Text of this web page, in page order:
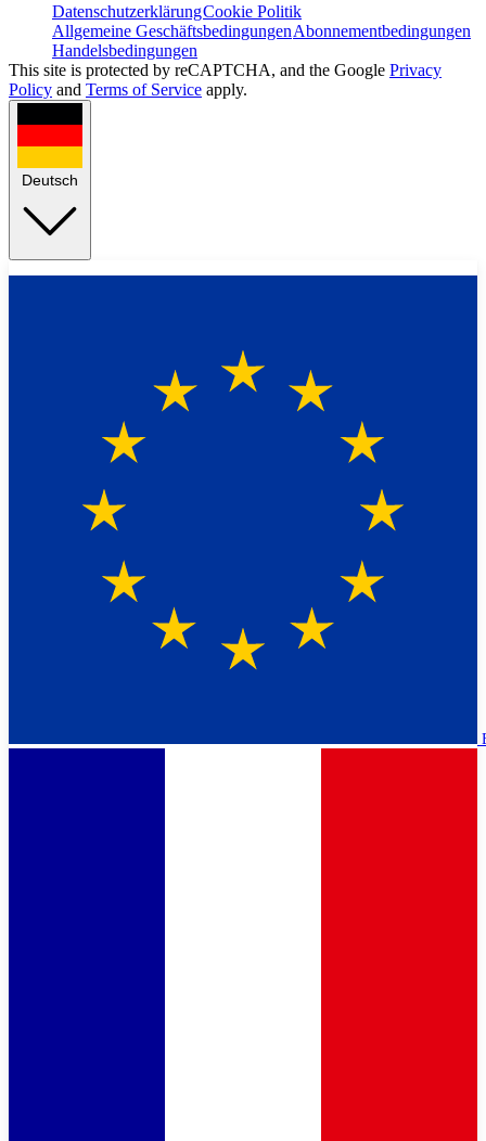
DatenschutzerklärungCookie Politik
Allgemeine GeschäftsbedingungenAbonnementbedingungen
Handelsbedingungen
This site is protected by reCAPTCHA, and the Google Privacy
Policy and Terms of Service apply.
Deutsch